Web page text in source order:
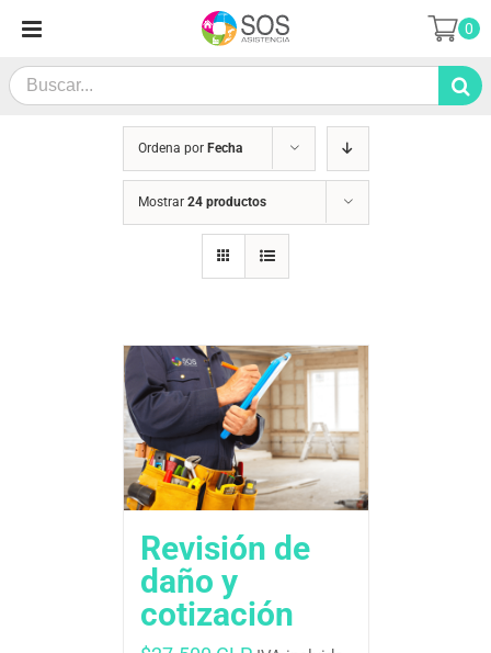
contenido
Search
for:
0
Ordena por Fecha
Mostrar 24 productos
Revisión de
daño y
cotización